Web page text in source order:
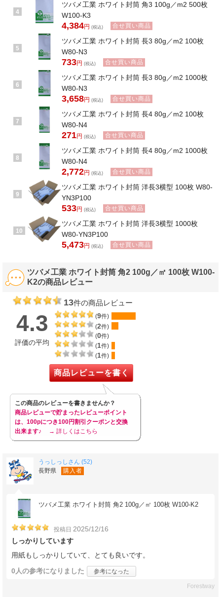
4
ツバメ工業 ホワイト封筒 角3 100g／m2 500枚
W100-K3
4,384円 (税込) 合せ買い商品
5
ツバメ工業 ホワイト封筒 長3 80g／m2 100枚
W80-N3
733円 (税込) 合せ買い商品
6
ツバメ工業 ホワイト封筒 長3 80g／m2 1000枚
W80-N3
3,658円 (税込) 合せ買い商品
7
ツバメ工業 ホワイト封筒 長4 80g／m2 100枚
W80-N4
271円 (税込) 合せ買い商品
8
ツバメ工業 ホワイト封筒 長4 80g／m2 1000枚
W80-N4
2,772円 (税込) 合せ買い商品
9
ツバメ工業 ホワイト封筒 洋長3横型 100枚 W80-
YN3P100
533円 (税込) 合せ買い商品
10
ツバメ工業 ホワイト封筒 洋長3横型 1000枚
W80-YN3P100
5,473円 (税込) 合せ買い商品
ツバメ工業 ホワイト封筒 角2 100g／㎡ 100枚 W100-
K2の商品レビュー
13件の商品レビュー
4.3
評価の平均
(9件)
(2件)
(0件)
(1件)
(1件)
商品レビューを書く
この商品のレビューを書きませんか？
商品レビューで貯まったレビューポイント
は、100pにつき100円割引クーポンと交換
出来ます♪
→ 詳しくはこちら
うっしっしさん (52)
長野県
購入者
ツバメ工業 ホワイト封筒 角2 100g／㎡ 100枚 W100-K2
投稿日 2025/12/16
しっかりしています
用紙もしっかりしていて、とても良いです。
0人の参考になりました 参考になった
Forestway